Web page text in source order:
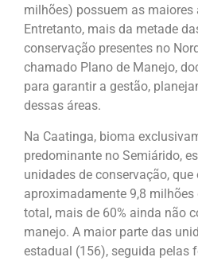
milhões) possuem as maiores
Entretanto, mais da metade
conservação presentes no
chamado Plano de Manejo,
para garantir a gestão,
dessas áreas.
Na Caatinga, bioma
predominante no Semiárido,
unidades de conservação, que
aproximadamente 9,8 milhões
total, mais de 60% ainda não
manejo. A maior parte das
estadual (156), seguida pelas